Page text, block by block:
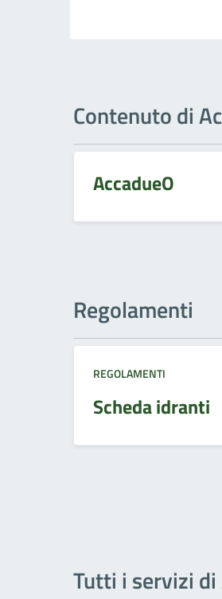
Contenuto di
AccadueO
Regolamenti
REGOLAMENTI
Scheda idranti
Tutti i servizi di